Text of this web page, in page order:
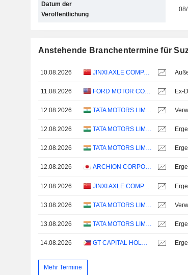
Datum der
Veröffentlichung
Anstehende Branchentermine für
10.08.2026 JINXI AXLE COMPANY LIMITED
11.08.2026 FORD MOTOR COMPANY Ex-
12.08.2026 TATA MOTORS LIMITED
12.08.2026 TATA MOTORS LIMITED
12.08.2026 TATA MOTORS LIMITED
12.08.2026 ARCHION CORPORATION
12.08.2026 JINXI AXLE COMPANY LIMITED
13.08.2026 TATA MOTORS LIMITED
13.08.2026 TATA MOTORS LIMITED
14.08.2026 GT CAPITAL HOLDINGS, INC.
Mehr Termine